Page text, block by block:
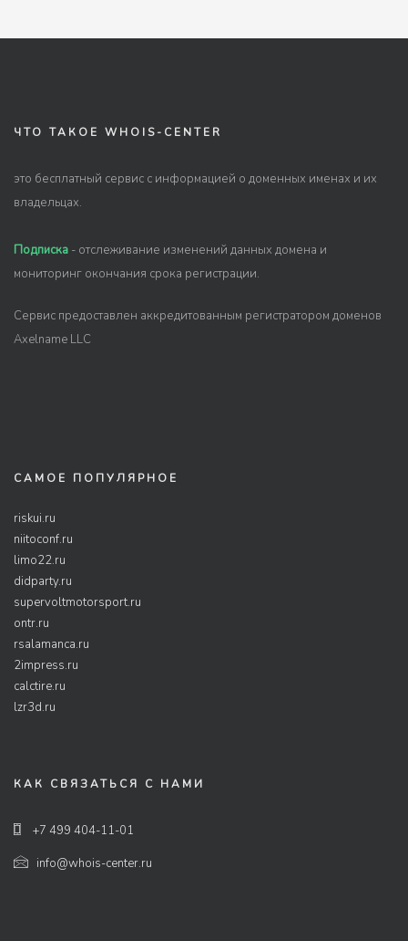
ЧТО ТАКОЕ WHOIS-CENTER
это бесплатный сервис с информацией о доменных именах и их
владельцах.
Подписка - отслеживание изменений данных домена и
мониторинг окончания срока регистрации.
Сервис предоставлен аккредитованным регистратором доменов
Axelname LLC
САМОЕ ПОПУЛЯРНОЕ
riskui.ru
niitoconf.ru
limo22.ru
didparty.ru
supervoltmotorsport.ru
ontr.ru
rsalamanca.ru
2impress.ru
calctire.ru
lzr3d.ru
КАК СВЯЗАТЬСЯ С НАМИ
+7 499 404-11-01
info@whois-center.ru